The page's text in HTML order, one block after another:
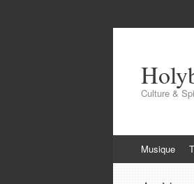
Culture &
au
Musique